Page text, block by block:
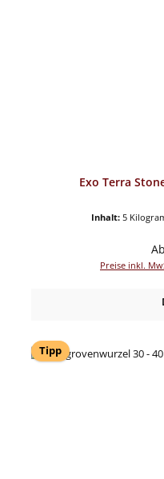
Exo Terra
Inhalt: 5
Ab
Preise inkl.
Tipp